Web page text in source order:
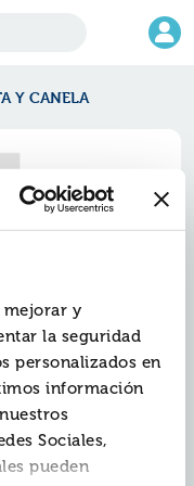
mejorar y
la seguridad
personalizados en
información
Sociales,
pueden
Y CANELA
canela